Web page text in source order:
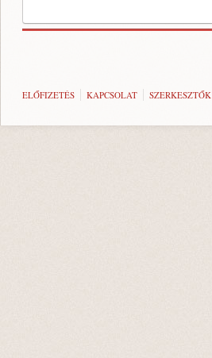
ELŐFIZETÉS KAPCSOLAT SZERKESZTŐK